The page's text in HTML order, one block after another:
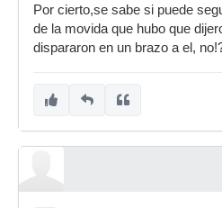
Por cierto,se sabe si puede
de la movida que hubo que
dispararon en un brazo a el,